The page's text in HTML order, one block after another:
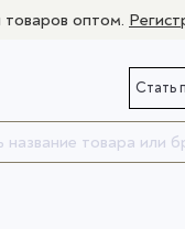
товаров оптом.
Стать